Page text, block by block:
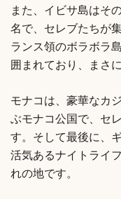
また、イビサ島はそ
名で、セレブたちが
ランス領のボラボラ
囲まれており、まさ
モナコは、豪華なカ
ぶモナコ公国で、セ
す。そして最後に、
活気あるナイトライ
れの地です。